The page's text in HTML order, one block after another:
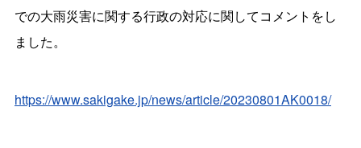
での大雨災害に関する行政の対応に関してコメントをし
ました。
https://www.sakigake.jp/news/article/20230801AK0018/